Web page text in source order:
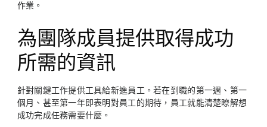
作業。
為團隊成員提供取得成功
所需的資訊
針對關鍵工作提供工具給新進員工。若在到職的第一週、第一
個月、甚至第一年即表明對員工的期待，員工就能清楚瞭解想
成功完成任務需要什麼。